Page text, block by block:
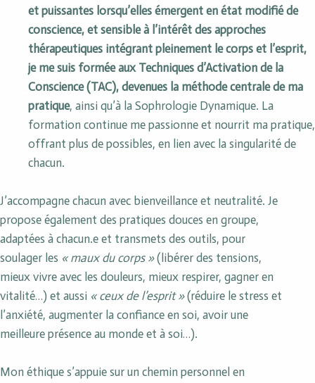
et puissantes lorsqu’elles émergent en état modifié de
conscience, et sensible à l’intérêt des approches
thérapeutiques intégrant pleinement le corps et l’esprit,
je me suis formée aux Techniques d’Activation de la
Conscience (TAC), devenues la méthode centrale de ma
pratique, ainsi qu’à la Sophrologie Dynamique. La
formation continue me passionne et nourrit ma pratique,
offrant plus de possibles, en lien avec la singularité de
chacun.
J’accompagne chacun avec bienveillance et neutralité. Je
propose également des pratiques douces en groupe,
adaptées à chacun.e et transmets des outils, pour
soulager les « maux du corps »(libérer des tensions,
mieux vivre avec les douleurs, mieux respirer, gagner en
vitalité…) et aussi « ceux de l’esprit »(réduire le stress et
l’anxiété, augmenter la confiance en soi, avoir une
meilleure présence au monde et à soi…).
Mon éthique s’appuie sur un chemin personnel en